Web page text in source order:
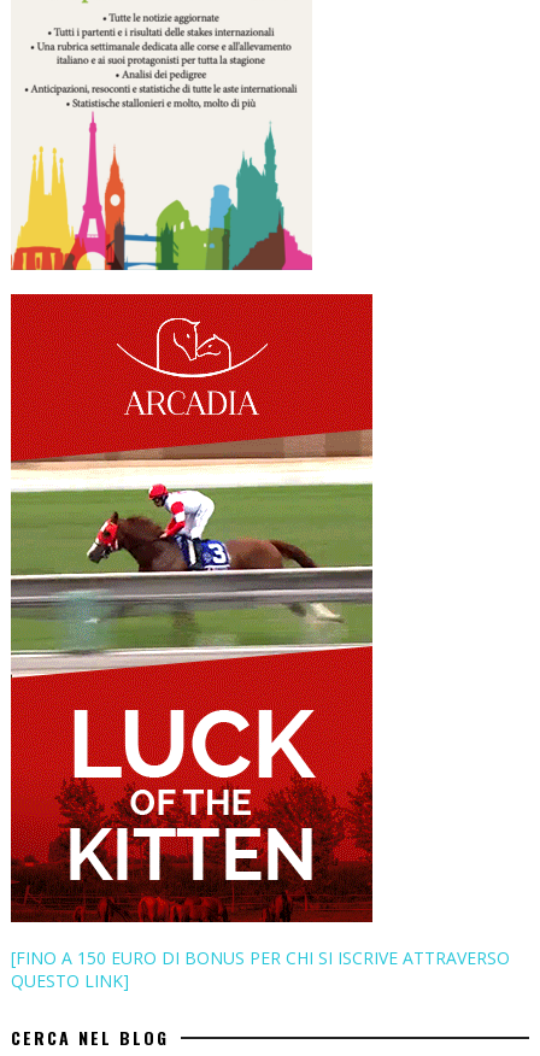
[FINO A 150 EURO DI BONUS PER CHI SI ISCRIVE ATTRAVERSO
QUESTO LINK]
CERCA NEL BLOG